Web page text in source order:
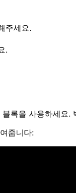
주세요.
.
록을 사용하세요.
줍니다: